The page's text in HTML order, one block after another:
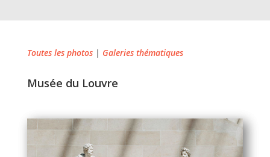
Toutes les photos| Galeries thématiques
Musée du Louvre